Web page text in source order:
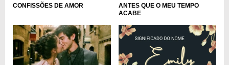
CONFISSÕES DE AMOR
ANTES QUE O MEU TEMPO
ACABE